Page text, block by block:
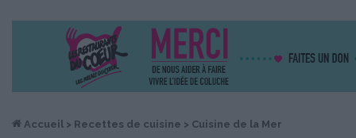
Accueil > Recettes de cuisine > Cuisine de la Mer